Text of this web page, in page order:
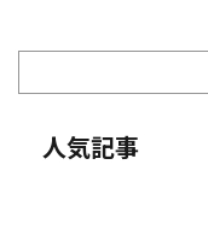
人気記事